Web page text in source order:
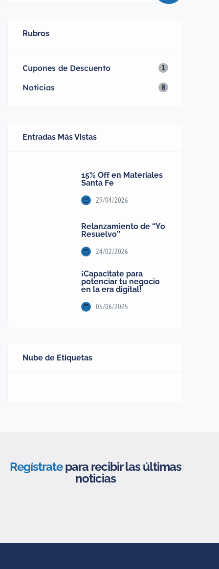
Rubros
Cupones de Descuento 1
Noticias 8
Entradas Más Vistas
15% Off en Materiales
Santa Fe
29/04/2026
Relanzamiento de “Yo
Resuelvo”
24/02/2026
¡Capacitate para
potenciar tu negocio
en la era digital!
05/06/2025
Nube de Etiquetas
Regístratepara recibir las últimas
noticias